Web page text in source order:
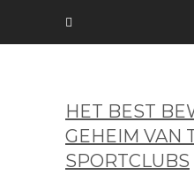
HET BEST
GEHEIM VAN
SPORTCLUBS